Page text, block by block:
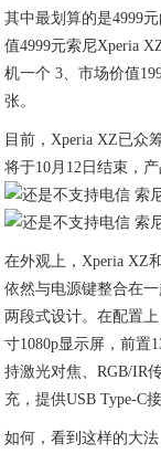
其中最划算的是4999
值4999元索尼Xperia
机一个 3、市场价值
张。
目前，Xperia XZ已众
将于10月12日结束，
在外观上，Xperia XZ
依然与电源键整合在
两段式设计。在配置
寸1080p显示屏，前置
持激光对焦、RGB/IR
充，提供USB Type-C
如何，看到这样的大